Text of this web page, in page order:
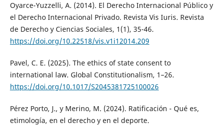
Oyarce-Yuzzelli, A. (2014). El Derecho Internacional Público y
el Derecho Internacional Privado. Revista Vis Iuris. Revista
de Derecho y Ciencias Sociales, 1(1), 35-46.
https://doi.org/10.22518/vis.v1i12014.209
Pavel, C. E. (2025). The ethics of state consent to
international law. Global Constitutionalism, 1–26.
https://doi.org/10.1017/S2045381725100026
Pérez Porto, J., y Merino, M. (2024). Ratificación - Qué es,
etimología, en el derecho y en el deporte.